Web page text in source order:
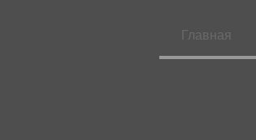
Главная